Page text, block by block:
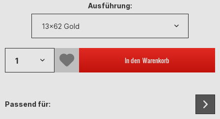
Ausführung:
In den Warenkorb
Passend für: